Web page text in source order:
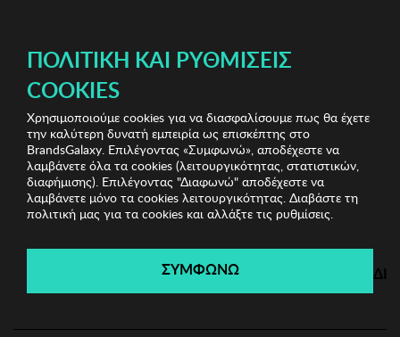
Home Accessories Είδη σπιτιού Πιάτο Zsa Zsa Zsu
Home Accessories
Λήγει σε: 00 ημέρες | 00 ώρες 00λεπτά 00 δευτ.
ΠΟΛΙΤΙΚΉ ΚΑΙ ΡΥΘΜΊΣΕΙΣ
COOKIES
Χρησιμοποιούμε cookies για να διασφαλίσουμε πως θα έχετε
την καλύτερη δυνατή εμπειρία ως επισκέπτης στο
BrandsGalaxy. Επιλέγοντας «Συμφωνώ», αποδέχεστε να
λαμβάνετε όλα τα cookies (λειτουργικότητας, στατιστικών,
διαφήμισης). Επιλέγοντας "Διαφωνώ" αποδέχεστε να
λαμβάνετε μόνο τα cookies λειτουργικότητας. Διαβάστε τη
πολιτική μας για τα cookies και αλλάξτε τις ρυθμίσεις.
ΣΥΜΦΩΝΩ